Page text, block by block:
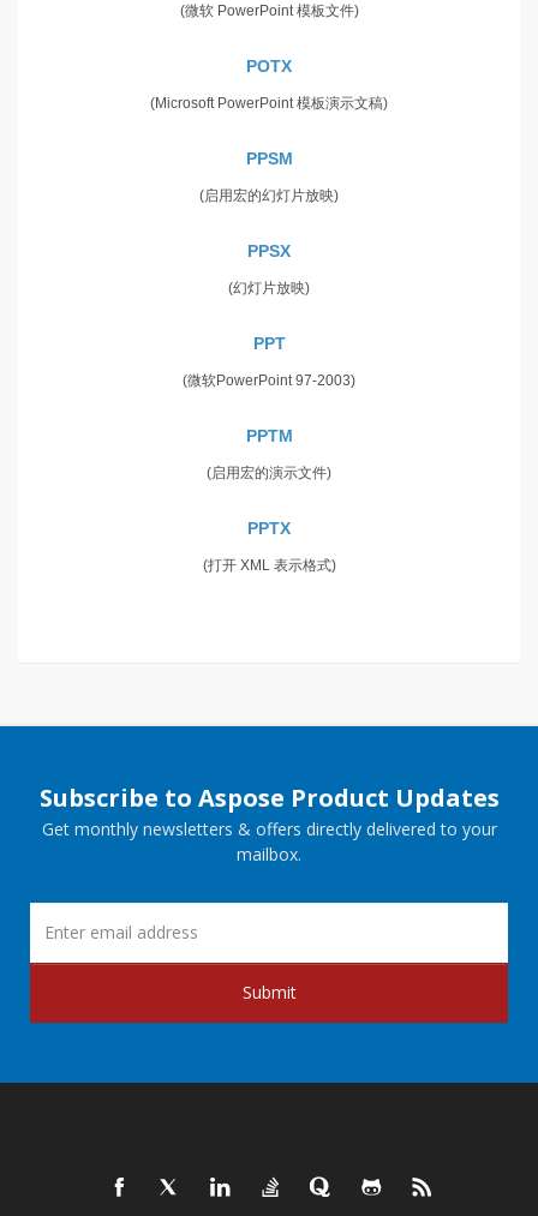
(微软 PowerPoint 模板文件)
POTX
(Microsoft PowerPoint 模板演示文稿)
PPSM
(启用宏的幻灯片放映)
PPSX
(幻灯片放映)
PPT
(微软PowerPoint 97-2003)
PPTM
(启用宏的演示文件)
PPTX
(打开 XML 表示格式)
Subscribe to Aspose Product Updates
Get monthly newsletters & offers directly delivered to your
mailbox.
Submit